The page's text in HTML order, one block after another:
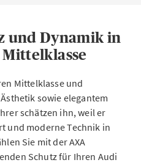
und Dynamik in
Mittelklasse und
sowie elegantem
schätzen ihn, weil er
und moderne Technik in
Sie mit der AXA
Schutz für Ihren Audi